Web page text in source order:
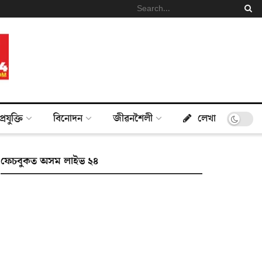
প্ৰযুক্তি বিনোদন জীৱনশৈলী লেখা
ফেচবুকত অসম লাইভ ২৪